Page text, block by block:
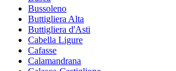
Bussoleno
Buttigliera Alta
Buttigliera d'Asti
Cabella Ligure
Cafasse
Calamandrana